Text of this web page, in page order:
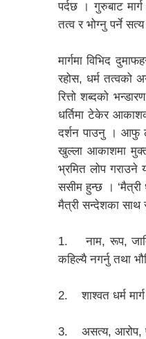
पर्दछ । गुरुबाट
तत्व र भोग्नु पर्ने
मार्गमा विभिद
रहोस, धर्म तत्वको
रित्तो शब्दको
धर्तिमा टेकेर
दर्शन पाउनु । आफु
खुल्ला आकाशमा मुक्त
भ्रमित लोप गराउने
ससीम हुन्छ । ‘मैत्री
मैत्री सन्देशका साथ
1. नाम, रूप, जाति,
कहिल्यै नगर्नु तथा
2. शाश्वत धर्म
3. असत्य, आरोप,